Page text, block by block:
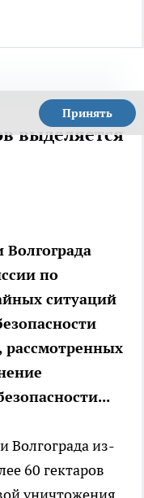
Принять
выделяется
по
ситуаций
рассмотренных
Волгограда из-
60 гектаров